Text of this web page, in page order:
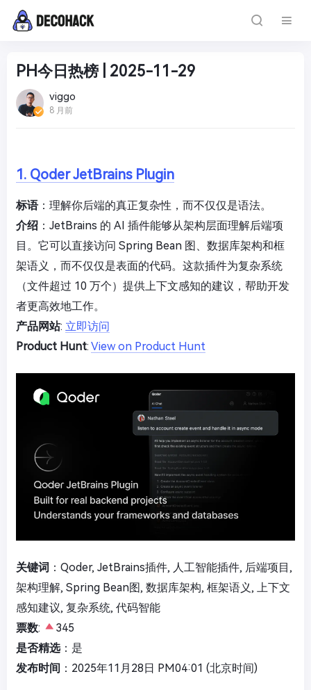
PH今日热榜 | 2025-11-29
viggo
8 月前
1. Qoder JetBrains Plugin
标语：理解你后端的真正复杂性，而不仅仅是语法。
介绍 ：JetBrains 的 AI 插件能够从架构层面理解后端项
目。它可以直接访问 Spring Bean 图、数据库架构和框
架语义，而不仅仅是表面的代码。这款插件为复杂系统
（文件超过 10 万个）提供上下文感知的建议，帮助开发
者更高效地工作。
产品网站: 立即访问
Product Hunt: View on Product Hunt
关键词 ：Qoder, JetBrains插件, 人工智能插件, 后端项目,
架构理解, Spring Bean图, 数据库架构, 框架语义, 上下文
感知建议, 复杂系统, 代码智能
票数:
345
是否精选：是
发布时间 ：2025年11月28日 PM04:01 (北京时间)